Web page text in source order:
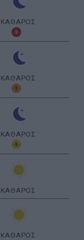
ΚΑΘΑΡΟΣ
ΚΑΘΑΡΟΣ
ΚΑΘΑΡΟΣ
ΚΑΘΑΡΟΣ
ΚΑΘΑΡΟΣ